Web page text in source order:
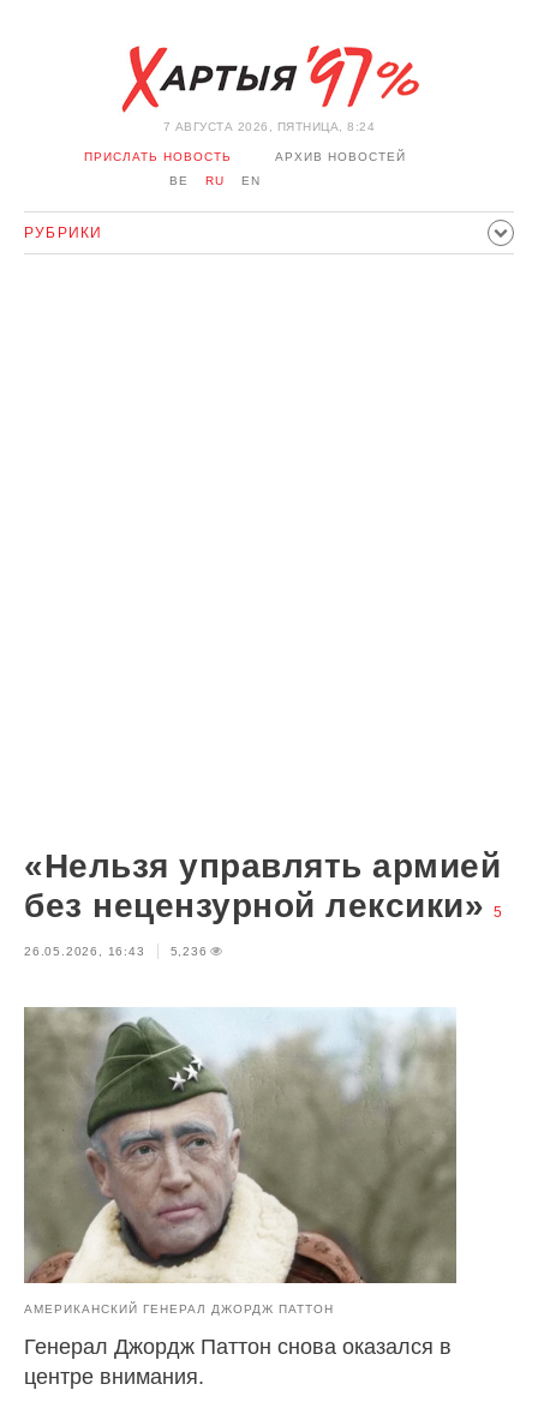
7 АВГУСТА 2026, ПЯТНИЦА, 8:24
ПРИСЛАТЬ НОВОСТЬ
АРХИВ НОВОСТЕЙ
BE
RU EN
РУБРИКИ
«Нельзя управлять армией
без нецензурной лексики»
5
26.05.2026, 16:43 5,236
АМЕРИКАНСКИЙ ГЕНЕРАЛ ДЖОРДЖ ПАТТОН
Генерал Джордж Паттон снова оказался в
центре внимания.